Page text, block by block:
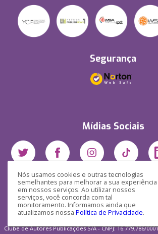
Nós usamos cookies e outras tecnologias
semelhantes para melhorar a sua experiência
em nossos serviços. Ao utilizar nossos
serviços, você concorda com tal
monitoramento. Informamos ainda que
atualizamos nossa Política de Privacidade.
Segurança
Mídias Sociais
Clube de Autores Publicações S/A - CNPJ: 16.779.786/